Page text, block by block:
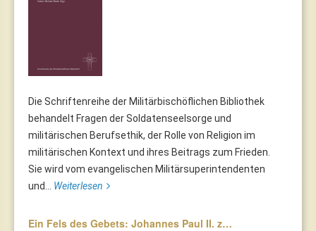
Die Schriftenreihe der Militärbischöflichen Bibliothek
behandelt Fragen der Soldatenseelsorge und
militärischen Berufsethik, der Rolle von Religion im
militärischen Kontext und ihres Beitrags zum Frieden.
Sie wird vom evangelischen Militärsuperintendenten
und... Weiterlesen
Ein Fels des Gebets: Johannes Paul II. z…